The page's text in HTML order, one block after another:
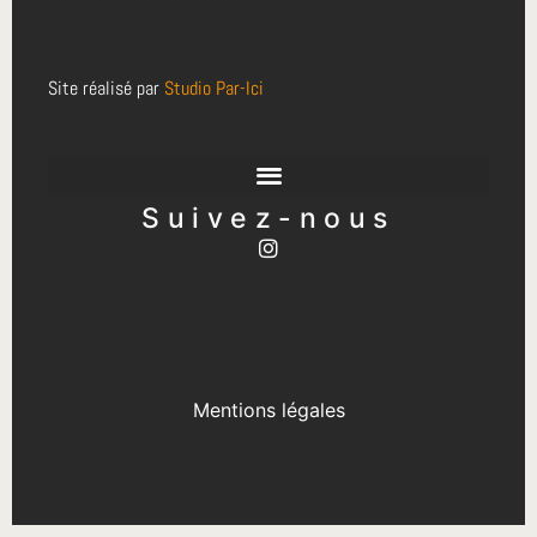
Site réalisé par Studio Par-Ici
Suivez-nous
Mentions légales